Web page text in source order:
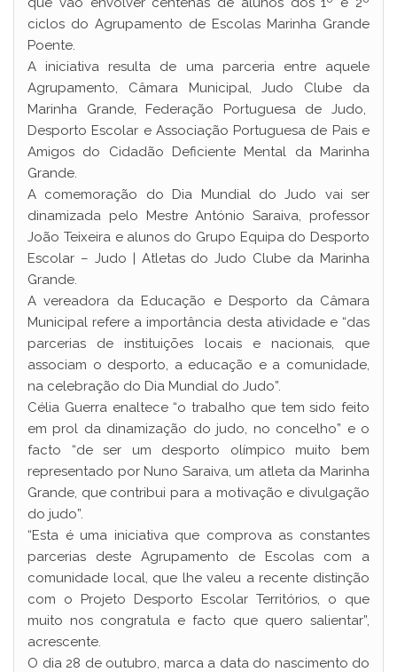
ciclos do Agrupamento de Escolas Marinha Grande
Poente.
A iniciativa resulta de uma parceria entre aquele
Agrupamento, Câmara Municipal, Judo Clube da
Marinha Grande, Federação Portuguesa de Judo,
Desporto Escolar e Associação Portuguesa de Pais e
Amigos do Cidadão Deficiente Mental da Marinha
Grande.
A comemoração do Dia Mundial do Judo vai ser
dinamizada pelo Mestre António Saraiva, professor
João Teixeira e alunos do Grupo Equipa do Desporto
Escolar – Judo | Atletas do Judo Clube da Marinha
Grande.
A vereadora da Educação e Desporto da Câmara
Municipal refere a importância desta atividade e “das
parcerias de instituições locais e nacionais, que
associam o desporto, a educação e a comunidade,
na celebração do Dia Mundial do Judo”.
Célia Guerra enaltece “o trabalho que tem sido feito
em prol da dinamização do judo, no concelho” e o
facto “de ser um desporto olímpico muito bem
representado por Nuno Saraiva, um atleta da Marinha
Grande, que contribui para a motivação e divulgação
do judo”.
“Esta é uma iniciativa que comprova as constantes
parcerias deste Agrupamento de Escolas com a
comunidade local, que lhe valeu a recente distinção
com o Projeto Desporto Escolar Territórios, o que
muito nos congratula e facto que quero salientar”,
acrescente.
O dia 28 de outubro, marca a data do nascimento do